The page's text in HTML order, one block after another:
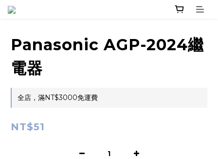
Panasonic AGP-2024繼
電器
全店，滿NT$3000免運費
NT$51